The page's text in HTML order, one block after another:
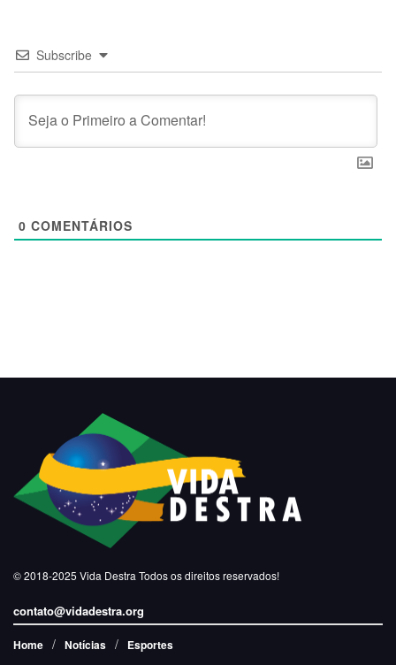
Subscribe
0 COMENTÁRIOS
© 2018-2025 Vida Destra Todos os direitos reservados!
contato@vidadestra.org
Home Notícias Esportes